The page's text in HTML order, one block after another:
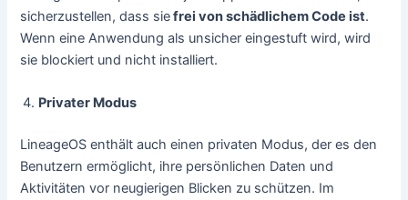
sicherzustellen, dass siefrei von schädlichem Code ist.
Wenn eine Anwendung als unsicher eingestuft wird, wird
sie blockiert und nicht installiert.
Privater Modus
LineageOS enthält auch einen privaten Modus, der es den
Benutzern ermöglicht, ihre persönlichen Daten und
Aktivitäten vor neugierigen Blicken zu schützen. Im